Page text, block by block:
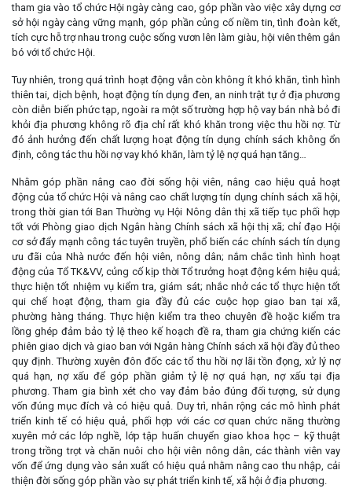
tham gia vào tổ chức Hội ngày càng cao, góp phần vào việc xây dựng cơ
sở hội ngày càng vững mạnh, góp phần củng cố niềm tin, tình đoàn kết,
tích cực hỗ trợ nhau trong cuộc sống vươn lên làm giàu, hội viên thêm gắn
bó với tổ chức Hội.
Tuy nhiên, trong quá trình hoạt động vẫn còn không ít khó khăn, tình hình
thiên tai, dịch bệnh, hoạt động tín dụng đen, an ninh trật tự ở địa phương
còn diễn biến phức tạp, ngoài ra một số trường hợp hộ vay bán nhà bỏ đi
khỏi địa phương không rõ địa chỉ rất khó khăn trong việc thu hồi nợ. Từ
đó ảnh hưởng đến chất lượng hoạt động tín dụng chính sách không ổn
định, công tác thu hồi nợ vay khó khăn, làm tỷ lệ nợ quá hạn tăng…
Nhằm góp phần nâng cao đời sống hội viên, nâng cao hiệu quả hoạt
động của tổ chức Hội và nâng cao chất lượng tín dụng chính sách xã hội,
trong thời gian tới Ban Thường vụ Hội Nông dân thị xã tiếp tục phối hợp
tốt với Phòng giao dịch Ngân hàng Chính sách xã hội thị xã; chỉ đạo Hội
cơ sở đẩy mạnh công tác tuyên truyền, phổ biến các chính sách tín dụng
ưu đãi của Nhà nước đến hội viên, nông dân; nắm chắc tình hình hoạt
động của Tổ TK&VV, củng cố kịp thời Tổ trưởng hoạt động kém hiệu quả;
thực hiện tốt nhiệm vụ kiểm tra, giám sát; nhắc nhở các tổ thực hiện tốt
qui chế hoạt động, tham gia đầy đủ các cuộc họp giao ban tại xã,
phường hàng tháng. Thực hiện kiểm tra theo chuyên đề hoặc kiểm tra
lồng ghép đảm bảo tỷ lệ theo kế hoạch đề ra, tham gia chứng kiến các
phiên giao dịch và giao ban với Ngân hàng Chính sách xã hội đầy đủ theo
quy định. Thường xuyên đôn đốc các tổ thu hồi nợ lãi tồn đọng, xử lý nợ
quá hạn, nợ xấu để góp phần giảm tỷ lệ nợ quá hạn, nợ xấu tại địa
phương. Tham gia bình xét cho vay đảm bảo đúng đối tượng, sử dụng
vốn đúng mục đích và có hiệu quả. Duy trì, nhân rộng các mô hình phát
triển kinh tế có hiệu quả, phối hợp với các cơ quan chức năng thường
xuyên mở các lớp nghề, lớp tập huấn chuyển giao khoa học – kỹ thuật
trong trồng trọt và chăn nuôi cho hội viên nông dân, các thành viên vay
vốn để ứng dụng vào sản xuất có hiệu quả nhằm nâng cao thu nhập, cải
thiện đời sống góp phần vào sự phát triển kinh tế, xã hội ở địa phương.